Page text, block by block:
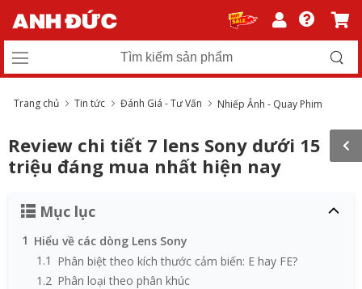
Trang chủ Tin tức Đánh Giá - Tư Vấn Nhiếp Ảnh - Quay Phim
Review chi tiết 7 lens Sony dưới 15
triệu đáng mua nhất hiện nay
Mục lục
1 Hiểu về các dòng Lens Sony
1.1 Phân biệt theo kích thước cảm biến: E hay FE?
1.2 Phân loại theo phân khúc